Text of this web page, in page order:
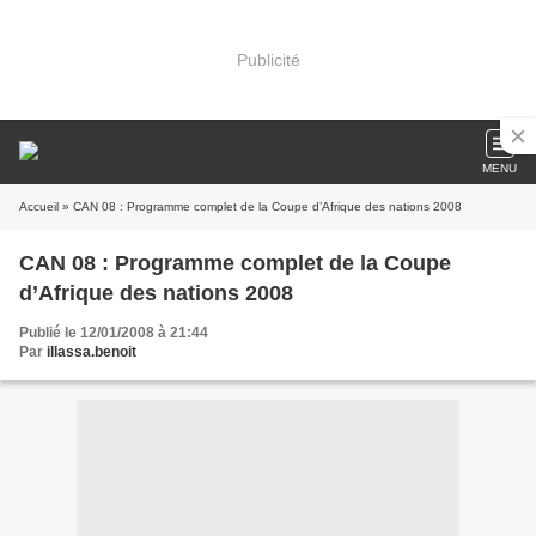
Publicité
MENU
Accueil » CAN 08 : Programme complet de la Coupe d’Afrique des nations 2008
CAN 08 : Programme complet de la Coupe
d’Afrique des nations 2008
Publié le 12/01/2008 à 21:44
Par illassa.benoit